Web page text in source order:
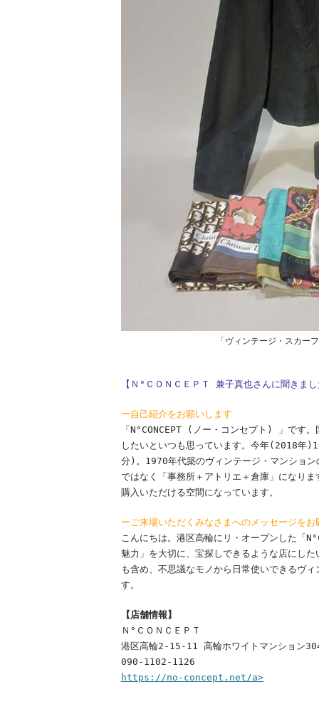
「ヴィンテージ・スカー
【Ｎ°ＣＯＮＣＥＰＴ 兼子真也さんに聞きま
ー自己紹介をお願いします
「N°CONCEPT (ノー・コンセプト) 」です
したいといつも思っています。今年(2018年
分)。1970年代築のヴィンテージ・マンショ
ではなく「事務所＋アトリエ＋倉庫」になり
購入いただける空間になっています。
ーご来場いただくみなさまへのメッセージをお
こんにちは。港区高輪にリ・オープンした「
魅力」を大切に、宝探しできるような店にし
も含め、不思議なモノから日常使いできるヴ
す。
【店舗情報】
Ｎ°ＣＯＮＣＥＰＴ
港区高輪2-15-11 高輪ホワイトマンション
090-1102-1126
https://no-concept.net/a>